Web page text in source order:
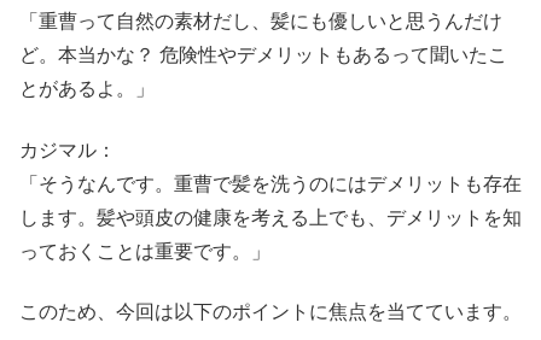
「重曹って自然の素材だし、髪にも優しいと思うんだけ
ど。本当かな？ 危険性やデメリットもあるって聞いたこ
とがあるよ。」
カジマル：
「そうなんです。重曹で髪を洗うのにはデメリットも存在
します。髪や頭皮の健康を考える上でも、デメリットを知
っておくことは重要です。」
このため、今回は以下のポイントに焦点を当てています。